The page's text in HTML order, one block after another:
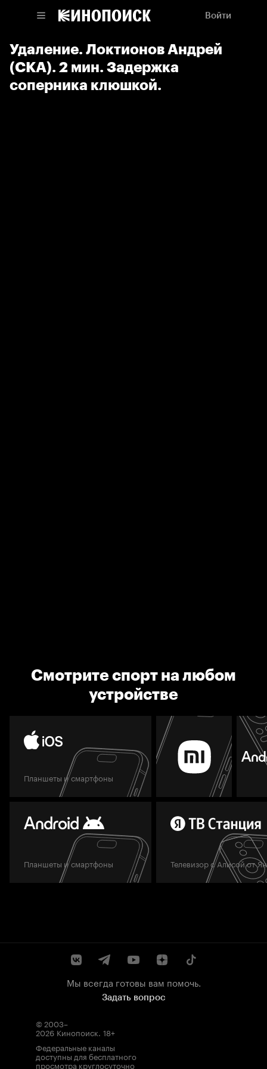
Войти
Удаление. Локтионов Андрей
(СКА). 2 мин. Задержка
соперника клюшкой.
Смотрите спорт на любом
устройстве
Планшеты и смартфоны
Планшеты и смартфоны Телевизор с Алисой от
Мы всегда готовы вам помочь.
Задать вопрос
© 2003–
2026 Кинопоиск. 18+
Федеральные каналы
доступны для бесплатного
просмотра круглосуточно